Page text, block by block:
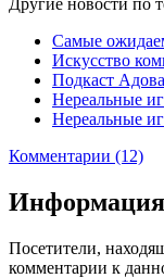
Самые
Искусство
Подкаст
Нереальные
Нереальные
Комментарии (12)
Информация
Посетители,
комментарии к